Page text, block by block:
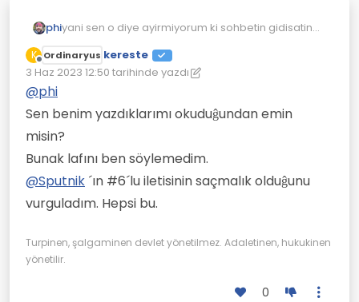
phiyani sen o diye ayirmiyorum ki sohbetin gidisatina
Begenirsin begenmezsin fikri yazar gecersin,
kisilerin aptalliklari gerizekaliliklari akilliklari
salak aptal vs hos seyler degil bunlar. Mistikten ne
farkin kaldi ornegin suan yani?
K
Çevrimdışı
Ordinaryus kereste
3 Haz 2023 12:50 tarihinde yazdı
Son düzenleyen: kereste6 Mar 2023 12:52
@phi
Sen benim yazdıklarımı okuduĝundan emin
misin?
Bunak lafını ben söylemedim.
@Sputnik ´ın #6´lu iletisinin saçmalık olduĝunu
vurguladım. Hepsi bu.
Turpinen, şalgaminen devlet yönetilmez. Adaletinen, hukukinen
yönetilir.
0